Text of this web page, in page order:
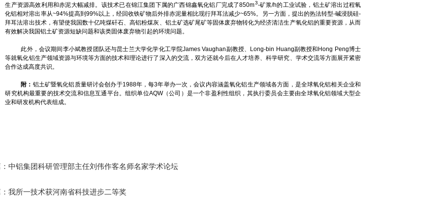
生产资源高效利用和赤泥大幅减排。该技术已在锦江集团下属的广西锦鑫氧化铝厂完成了850m3-矿浆/h的工业试验，铝土矿溶出过程氧
化铝相对溶出率从~94%提高到99%以上，经回收铁矿物后外排赤泥量相比现行拜耳法减少~65%。另一方面，提出的热法转型-碱浸脱硅-
拜耳法溶出技术，有望使我国数十亿吨煤矸石、高铝粉煤灰、铝土矿选矿尾矿等固体废弃物转化为经济清洁生产氧化铝的重要资源，从而
有效解决我国铝土矿资源短缺问题和该类固体废弃物引起的环境问题。
此外，会议期间李小斌教授团队还与昆士兰大学化学化工学院James Vaughan副教授、Long-bin Huang副教授和Hong Peng博士
等就氧化铝生产领域资源与环境等方面的技术和理论进行了深入的交流，双方还就今后在人才培养、科学研究、学术交流等方面展开紧密
合作达成高度共识。
附： 铝土矿暨氧化铝质量研讨会创办于1988年，每3年举办一次，会议内容涵盖氧化铝生产领域各方面，是全球氧化铝相关企业和
研究机构最重要的技术交流和信息互通平台。组织单位AQW（公司）是一个非盈利性组织，其执行委员会主要由全球氧化铝领域大型企
业和研发机构代表组成。
中铝集团科研管理部主任刘伟作客名师名家学术论坛
我所一技术获河南省科技进步二等奖